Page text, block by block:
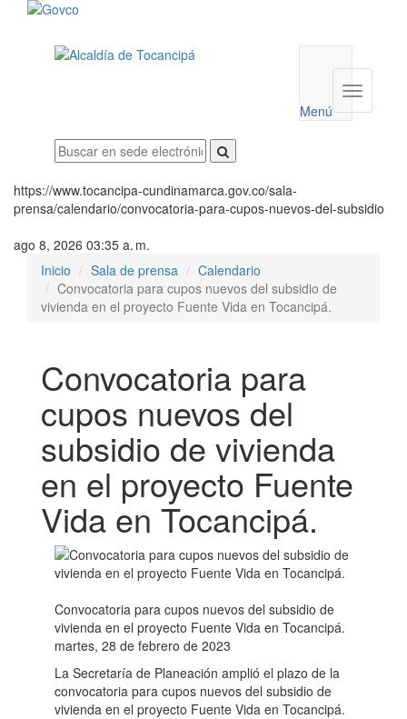
utilidades
Menú
Menú
https://www.tocancipa-cundinamarca.gov.co/sala-
prensa/calendario/convocatoria-para-cupos-nuevos-del-subsidio
ago 8, 2026 03:35 a. m.
Inicio
Sala de prensa
Calendario
Convocatoria para cupos nuevos del subsidio de
vivienda en el proyecto Fuente Vida en Tocancipá.
Convocatoria para
cupos nuevos del
subsidio de vivienda
en el proyecto Fuente
Vida en Tocancipá.
Convocatoria para cupos nuevos del subsidio de
vivienda en el proyecto Fuente Vida en Tocancipá.
martes, 28 de febrero de 2023
La Secretaría de Planeación amplió el plazo de la
convocatoria para cupos nuevos del subsidio de
vivienda en el proyecto Fuente Vida en Tocancipá.